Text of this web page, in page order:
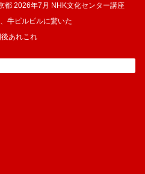
都 2026年7月 NHK文化センター講座
牛ピルピルに驚いた
あれこれ